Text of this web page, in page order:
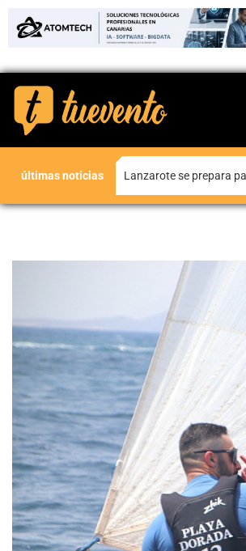
últimas noticias La historia y la música dialogan en Yaiza